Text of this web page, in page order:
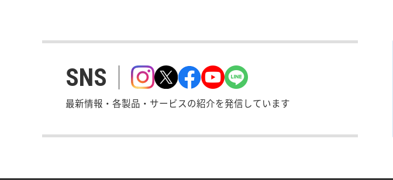
SNS
最新情報・各製品・サービスの紹介を発信しています